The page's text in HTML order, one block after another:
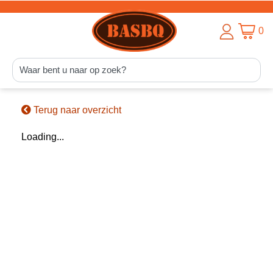
0
Terug naar overzicht
Loading...